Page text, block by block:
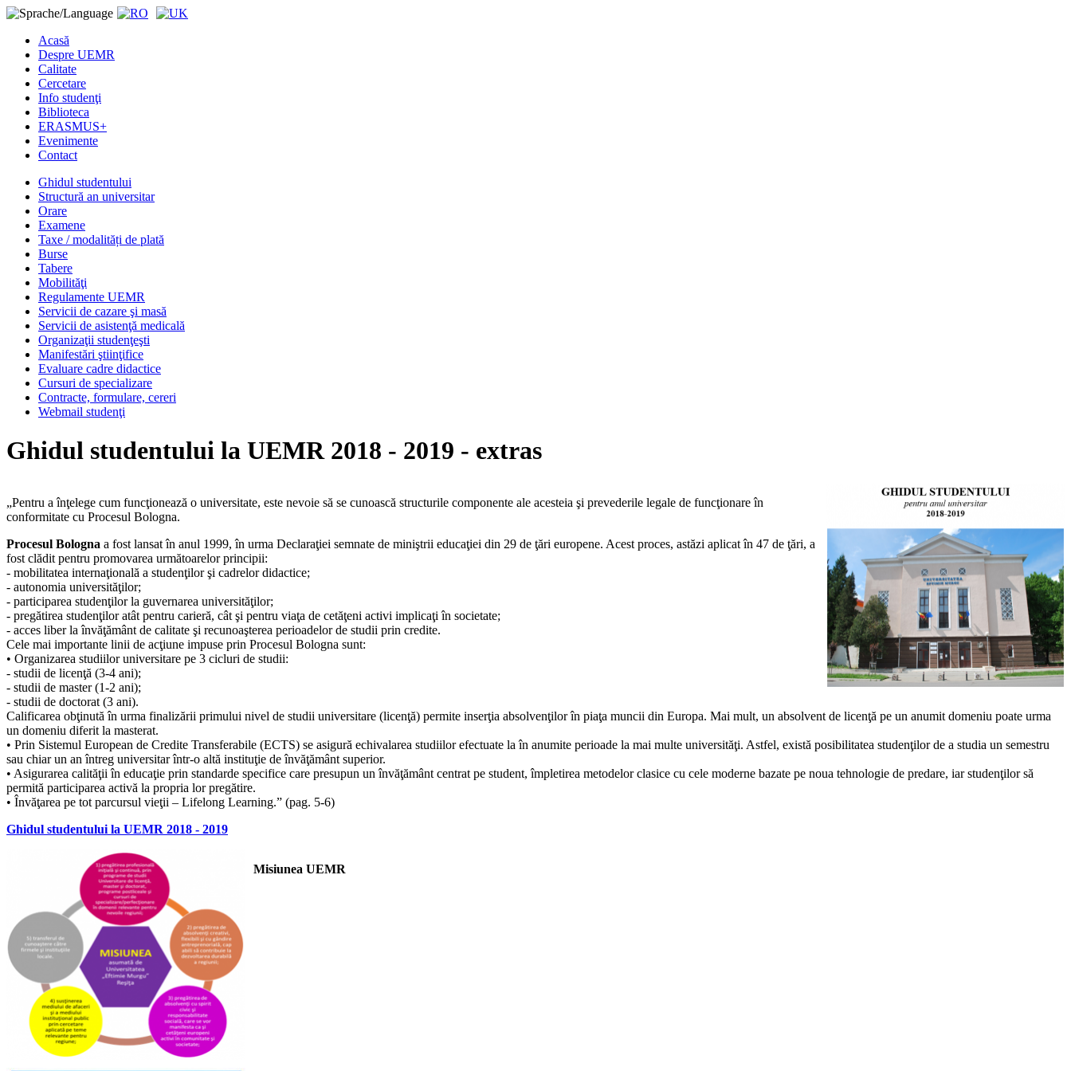
Acasă
Despre UEMR
Calitate
Cercetare
Info studenţi
Biblioteca
ERASMUS+
Evenimente
Contact
Ghidul studentului
Structură an universitar
Orare
Examene
Taxe / modalități de plată
Burse
Tabere
Mobilităţi
Regulamente UEMR
Servicii de cazare şi masă
Servicii de asistenţă medicală
Organizaţii studenţeşti
Manifestări ştiinţifice
Evaluare cadre didactice
Cursuri de specializare
Contracte, formulare, cereri
Webmail studenţi
Ghidul studentului la UEMR 2018 - 2019 - extras
„Pentru a înţelege cum funcţionează o universitate, este nevoie să se cunoască structurile componente ale acesteia şi prevederile legale de funcţionare în
conformitate cu Procesul Bologna.
Procesul Bologna a fost lansat în anul 1999, în urma Declaraţiei semnate de miniştrii educaţiei din 29 de ţări europene. Acest proces, astăzi aplicat în 47 de ţări, a
fost clădit pentru promovarea următoarelor principii:
- mobilitatea internaţională a studenţilor şi cadrelor didactice;
- autonomia universităţilor;
- participarea studenţilor la guvernarea universităţilor;
- pregătirea studenţilor atât pentru carieră, cât şi pentru viaţa de cetăţeni activi implicaţi în societate;
- acces liber la învăţământ de calitate şi recunoaşterea perioadelor de studii prin credite.
Cele mai importante linii de acţiune impuse prin Procesul Bologna sunt:
• Organizarea studiilor universitare pe 3 cicluri de studii:
- studii de licenţă (3-4 ani);
- studii de master (1-2 ani);
- studii de doctorat (3 ani).
Calificarea obţinută în urma finalizării primului nivel de studii universitare (licenţă) permite inserţia absolvenţilor în piaţa muncii din Europa. Mai mult, un absolvent de licenţă pe un anumit domeniu poate urma
un domeniu diferit la masterat.
• Prin Sistemul European de Credite Transferabile (ECTS) se asigură echivalarea studiilor efectuate la în anumite perioade la mai multe universităţi. Astfel, există posibilitatea studenţilor de a studia un semestru
sau chiar un an întreg universitar într-o altă instituţie de învăţământ superior.
• Asigurarea calităţii în educaţie prin standarde specifice care presupun un învăţământ centrat pe student, împletirea metodelor clasice cu cele moderne bazate pe noua tehnologie de predare, iar studenţilor să
permită participarea activă la propria lor pregătire.
• Învăţarea pe tot parcursul vieţii – Lifelong Learning.” (pag. 5-6)
Ghidul studentului la UEMR 2018 - 2019
Misiunea UEMR